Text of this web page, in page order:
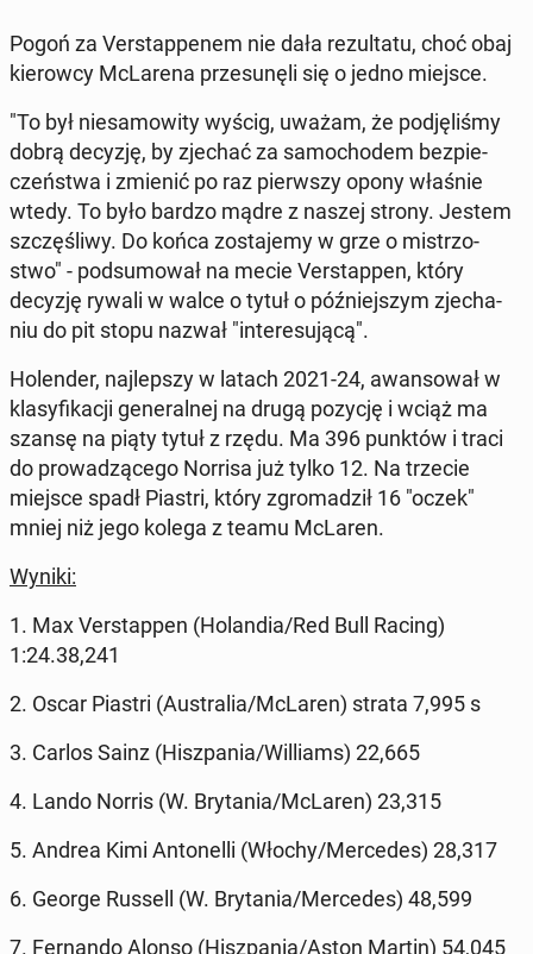
Pogoń za Ver­stap­pe­nem nie dała re­zul­ta­tu, choć obaj
kie­row­cy McLa­re­na prze­su­nę­li się o jedno miejsce.
"To był nie­sa­mo­wi­ty wyścig, uważam, że pod­ję­li­śmy
dobrą decyzję, by zjechać za sa­mo­cho­dem bez­pie­
czeń­stwa i zmienić po raz pierw­szy opony właśnie
wtedy. To było bardzo mądre z naszej strony. Jestem
szczę­śli­wy. Do końca zo­sta­je­my w grze o mi­strzo­
stwo" - pod­su­mo­wał na mecie Ver­stap­pen, który
decyzję rywali w walce o tytuł o póź­niej­szym zje­cha­
niu do pit stopu nazwał "in­te­re­su­ją­cą".
Ho­len­der, naj­lep­szy w latach 2021-24, awan­so­wał w
kla­sy­fi­ka­cji ge­ne­ral­nej na drugą pozycję i wciąż ma
szansę na piąty tytuł z rzędu. Ma 396 punktów i traci
do pro­wa­dzą­ce­go Norrisa już tylko 12. Na trzecie
miejsce spadł Piastri, który zgro­ma­dził 16 "oczek"
mniej niż jego kolega z teamu McLaren.
Wyniki:
1. Max Ver­stap­pen (Ho­lan­dia/Red Bull Racing)
1:24.38,241
2. Oscar Piastri (Au­stra­lia/McLaren) strata 7,995 s
3. Carlos Sainz (Hisz­pa­nia/Wil­liams) 22,665
4. Lando Norris (W. Bry­ta­nia/McLaren) 23,315
5. Andrea Kimi An­to­nel­li (Włochy/Mer­ce­des) 28,317
6. George Russell (W. Bry­ta­nia/Mer­ce­des) 48,599
7. Fer­nan­do Alonso (Hisz­pa­nia/Aston Martin) 54,045